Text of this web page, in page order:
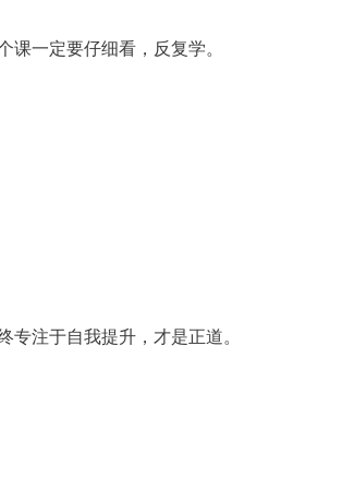
课一定要仔细看，反复学。
注于自我提升，才是正道。